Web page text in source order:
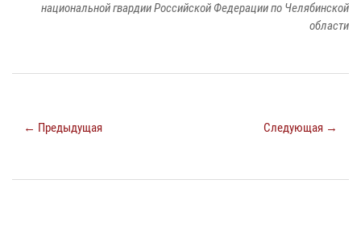
национальной гвардии Российской Федерации по Челябинской
области
← Предыдущая Следующая →